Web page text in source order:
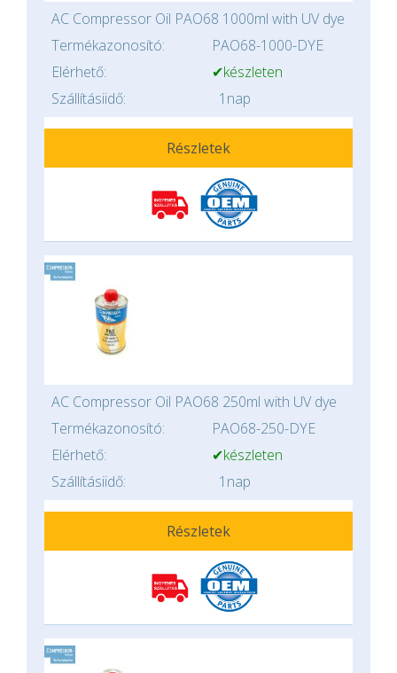
AC Compressor Oil PAO68 1000ml with UV dye
Termékazonosító:
PAO68-1000-DYE
Elérhető:
✔készleten
Szállításiidő:
1nap
Részletek
AC Compressor Oil PAO68 250ml with UV dye
Termékazonosító:
PAO68-250-DYE
Elérhető:
✔készleten
Szállításiidő:
1nap
Részletek